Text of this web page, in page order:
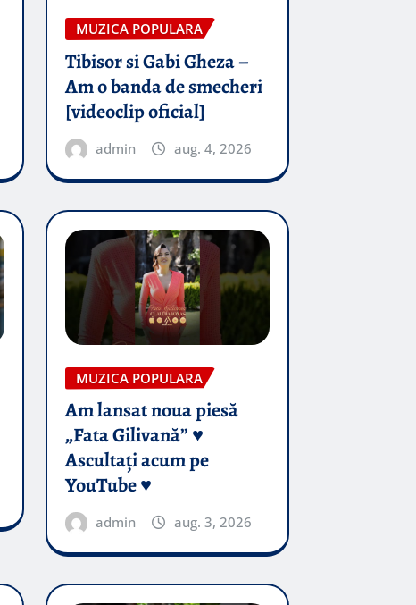
MUZICA POPULARA
Tibisor si Gabi Gheza –
Am o banda de smecheri
[videoclip oficial]
admin aug. 4, 2026
MUZICA POPULARA
Am lansat noua piesă
„Fata Gilivană” ♥️
Ascultați acum pe
YouTube ♥️
admin aug. 3, 2026